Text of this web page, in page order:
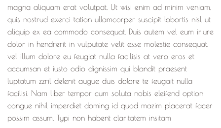
magna aliquam erat volutpat. Ut wisi enim ad minim veniam,
quis nostrud exerci tation ullamcorper suscipit lobortis nisl ut
aliquip ex ea commodo consequat. Duis autem vel eum iriure
dolor in hendrerit in vulputate velit esse molestie consequat,
vel illum dolore eu feugiat nulla facilisis at vero eros et
accumsan et iusto odio dignissim qui blandit praesent
luptatum zzril delenit augue duis dolore te feugait nulla
facilisi. Nam liber tempor cum soluta nobis eleifend option
congue nihil imperdiet doming id quod mazim placerat facer
possim assum. Typi non habent claritatem insitam